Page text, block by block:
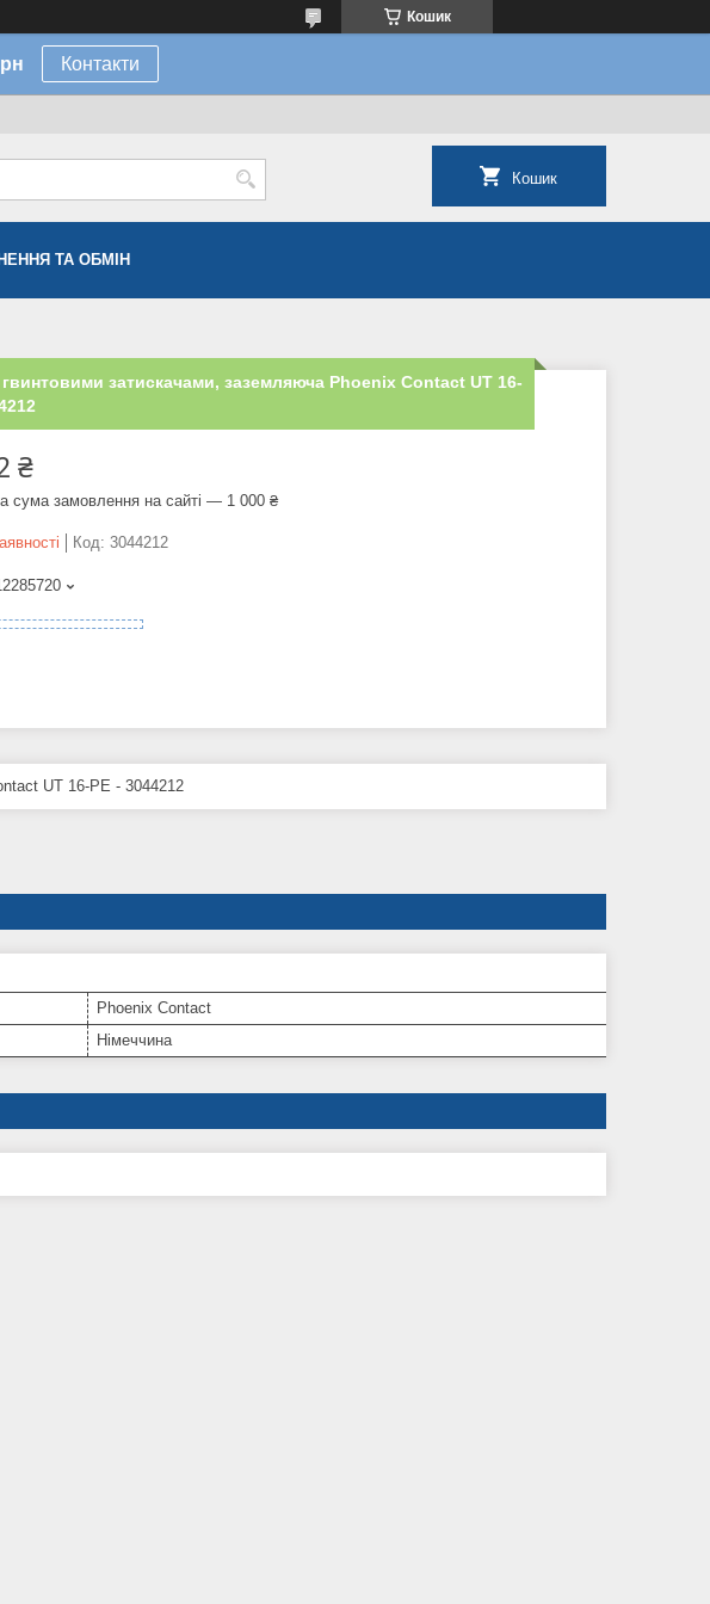
Кошик
Контакти
Кошик
ТА ОБМІН
затискачами, заземляюча Phoenix Contact UT 16-
₴
сума замовлення на сайті — 1 000 ₴
Код: 3044212
UT 16-PE - 3044212
Phoenix Contact
Німеччина